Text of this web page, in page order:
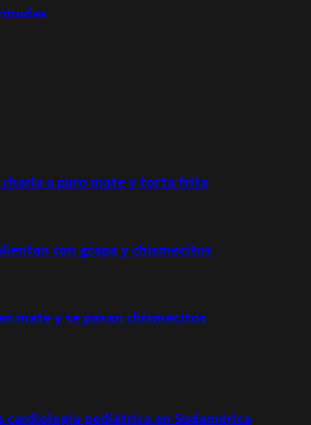
charla a puro mate y torta frita
con grapa y chismecitos
mate y se pasan chismecitos
pediátrica en Sudamérica